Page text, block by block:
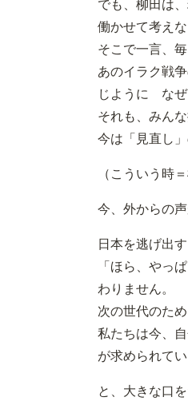
でも、柳田は
働かせて考え
そこで一言、
あのイラク戦
じように なぜ
それも、みん
今は「見直し
（こういう時
今、外からの
日本を逃げ出
「ほら、やっ
わりません。
次の世代のた
私たちは今、
が求められて
と、大きな口